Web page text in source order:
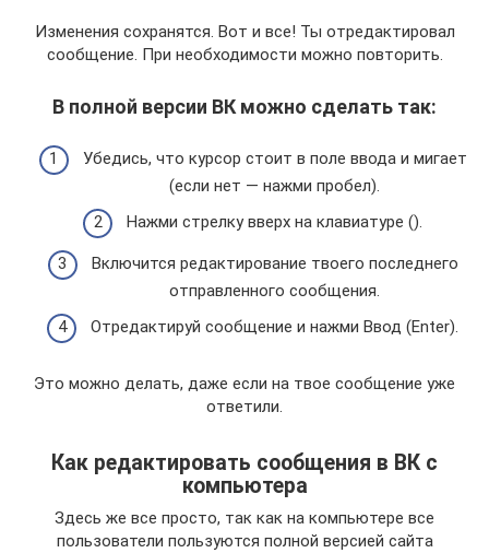
Изменения сохранятся. Вот и все! Ты отредактировал
сообщение. При необходимости можно повторить.
В полной версии ВК можно сделать так:
Убедись, что курсор стоит в поле ввода и мигает
(если нет — нажми пробел).
Нажми стрелку вверх на клавиатуре ().
Включится редактирование твоего последнего
отправленного сообщения.
Отредактируй сообщение и нажми Ввод (Enter).
Это можно делать, даже если на твое сообщение уже
ответили.
Как редактировать сообщения в ВК с
компьютера
Здесь же все просто, так как на компьютере все
пользователи пользуются полной версией сайта